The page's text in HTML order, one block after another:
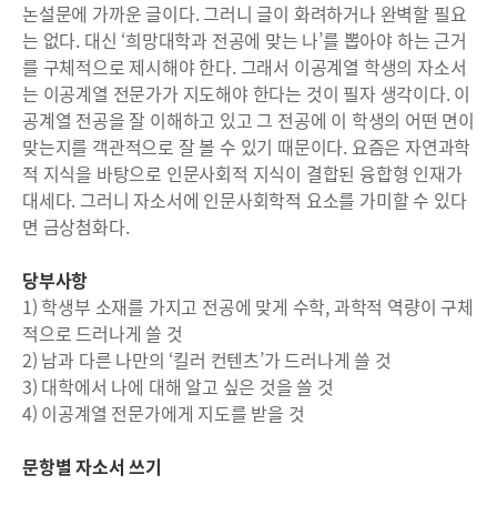
논설문에 가까운 글이다. 그러니 글이 화려하거나 완벽할 필요
는 없다. 대신 ‘희망대학과 전공에 맞는 나’를 뽑아야 하는 근거
를 구체적으로 제시해야 한다. 그래서 이공계열 학생의 자소서
는 이공계열 전문가가 지도해야 한다는 것이 필자 생각이다. 이
공계열 전공을 잘 이해하고 있고 그 전공에 이 학생의 어떤 면이
맞는지를 객관적으로 잘 볼 수 있기 때문이다. 요즘은 자연과학
적 지식을 바탕으로 인문사회적 지식이 결합된 융합형 인재가
대세다. 그러니 자소서에 인문사회학적 요소를 가미할 수 있다
면 금상첨화다.
당부사항
1) 학생부 소재를 가지고 전공에 맞게 수학, 과학적 역량이 구체
적으로 드러나게 쓸 것
2) 남과 다른 나만의 ‘킬러 컨텐츠’가 드러나게 쓸 것
3) 대학에서 나에 대해 알고 싶은 것을 쓸 것
4) 이공계열 전문가에게 지도를 받을 것
문항별 자소서 쓰기